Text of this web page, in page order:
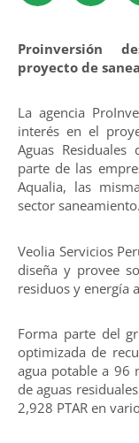
Proinversión
proyecto de
La agencia
interés en el
Aguas
parte de las
Aqualia, las
sector saneamiento.
Veolia Servicios
diseña y provee
residuos y energía
Forma parte del
optimizada de
agua potable a 96
de aguas
2,928 PTAR en